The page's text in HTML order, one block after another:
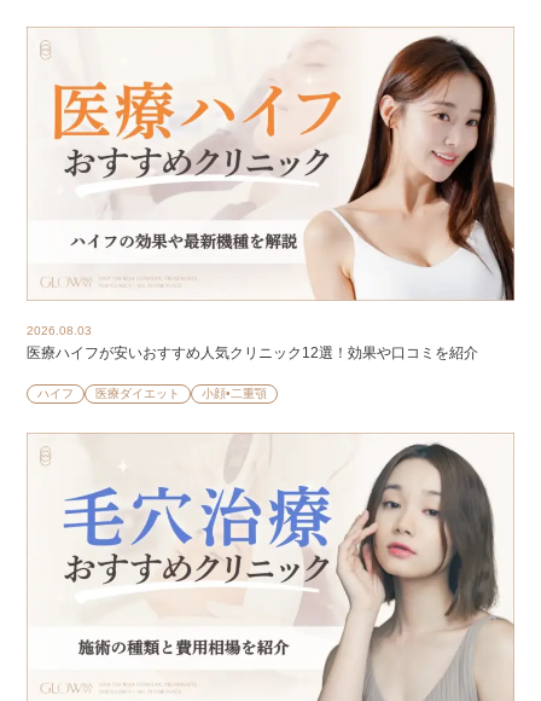
2026.08.03
医療ハイフが安いおすすめ人気クリニック12選！効果や口コミを紹介
ハイフ 医療ダイエット 小顔•二重顎